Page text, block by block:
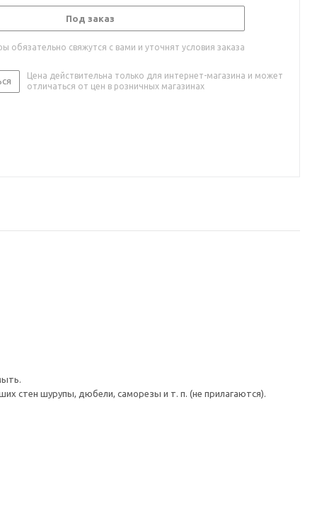
Под заказ
обязательно свяжутся с вами и уточнят условия заказа
Цена действительна только для интернет-магазина и может
отличаться от цен в розничных магазинах
стен шурупы, дюбели, саморезы и т. п. (не прилагаются).